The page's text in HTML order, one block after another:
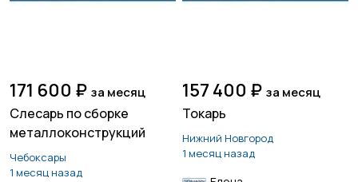
171 600 ₽ за месяц
Слесарь по сборке
металлоконструкций
Чебоксары
1 месяц назад
157 400 ₽ за месяц
Токарь
Нижний Новгород
1 месяц назад